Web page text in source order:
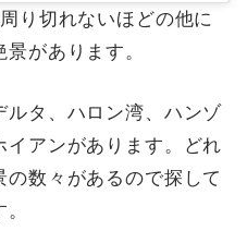
り切れないほどの他に
があります。
ルタ、ハロン湾、ハンゾ
イアンがあります。どれ
の数々があるので探して